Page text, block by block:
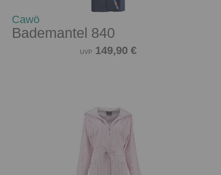
Cawö
Bademantel 840
UVP 149,90 €